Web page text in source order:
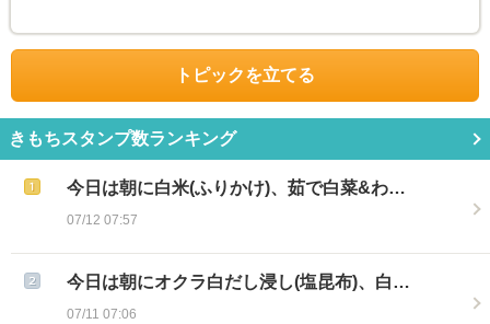
トピックを立てる
きもちスタンプ数ランキング
今日は朝に白米(ふりかけ)、茹で白菜&わ…
07/12 07:57
今日は朝にオクラ白だし浸し(塩昆布)、白…
07/11 07:06